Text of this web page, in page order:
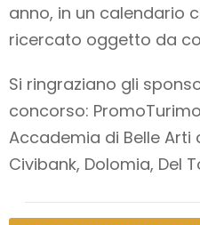
anno, in un calendario
ricercato oggetto da
Si ringraziano gli
concorso:
Accademia di Belle Arti
Civibank, Dolomia, Del